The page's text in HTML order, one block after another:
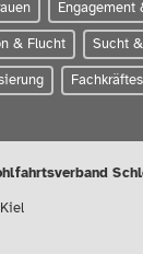
Engagement
& Flucht Sucht